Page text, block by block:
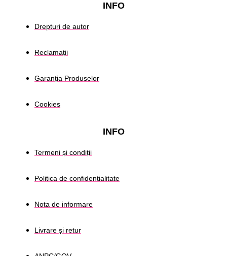
INFO
Drepturi de autor
Reclamații
Garanția Produselor
Cookies
INFO
Termeni și condiții
Politica de confidentialitate
Nota de informare
Livrare și retur